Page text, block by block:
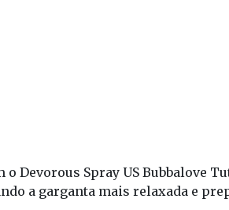
Devorous Spray US Bubbalove
a garganta mais relaxada e